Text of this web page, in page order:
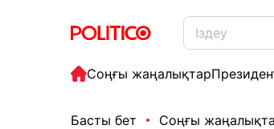
Соңғы жаңалықтар
Басты бет Соңғы